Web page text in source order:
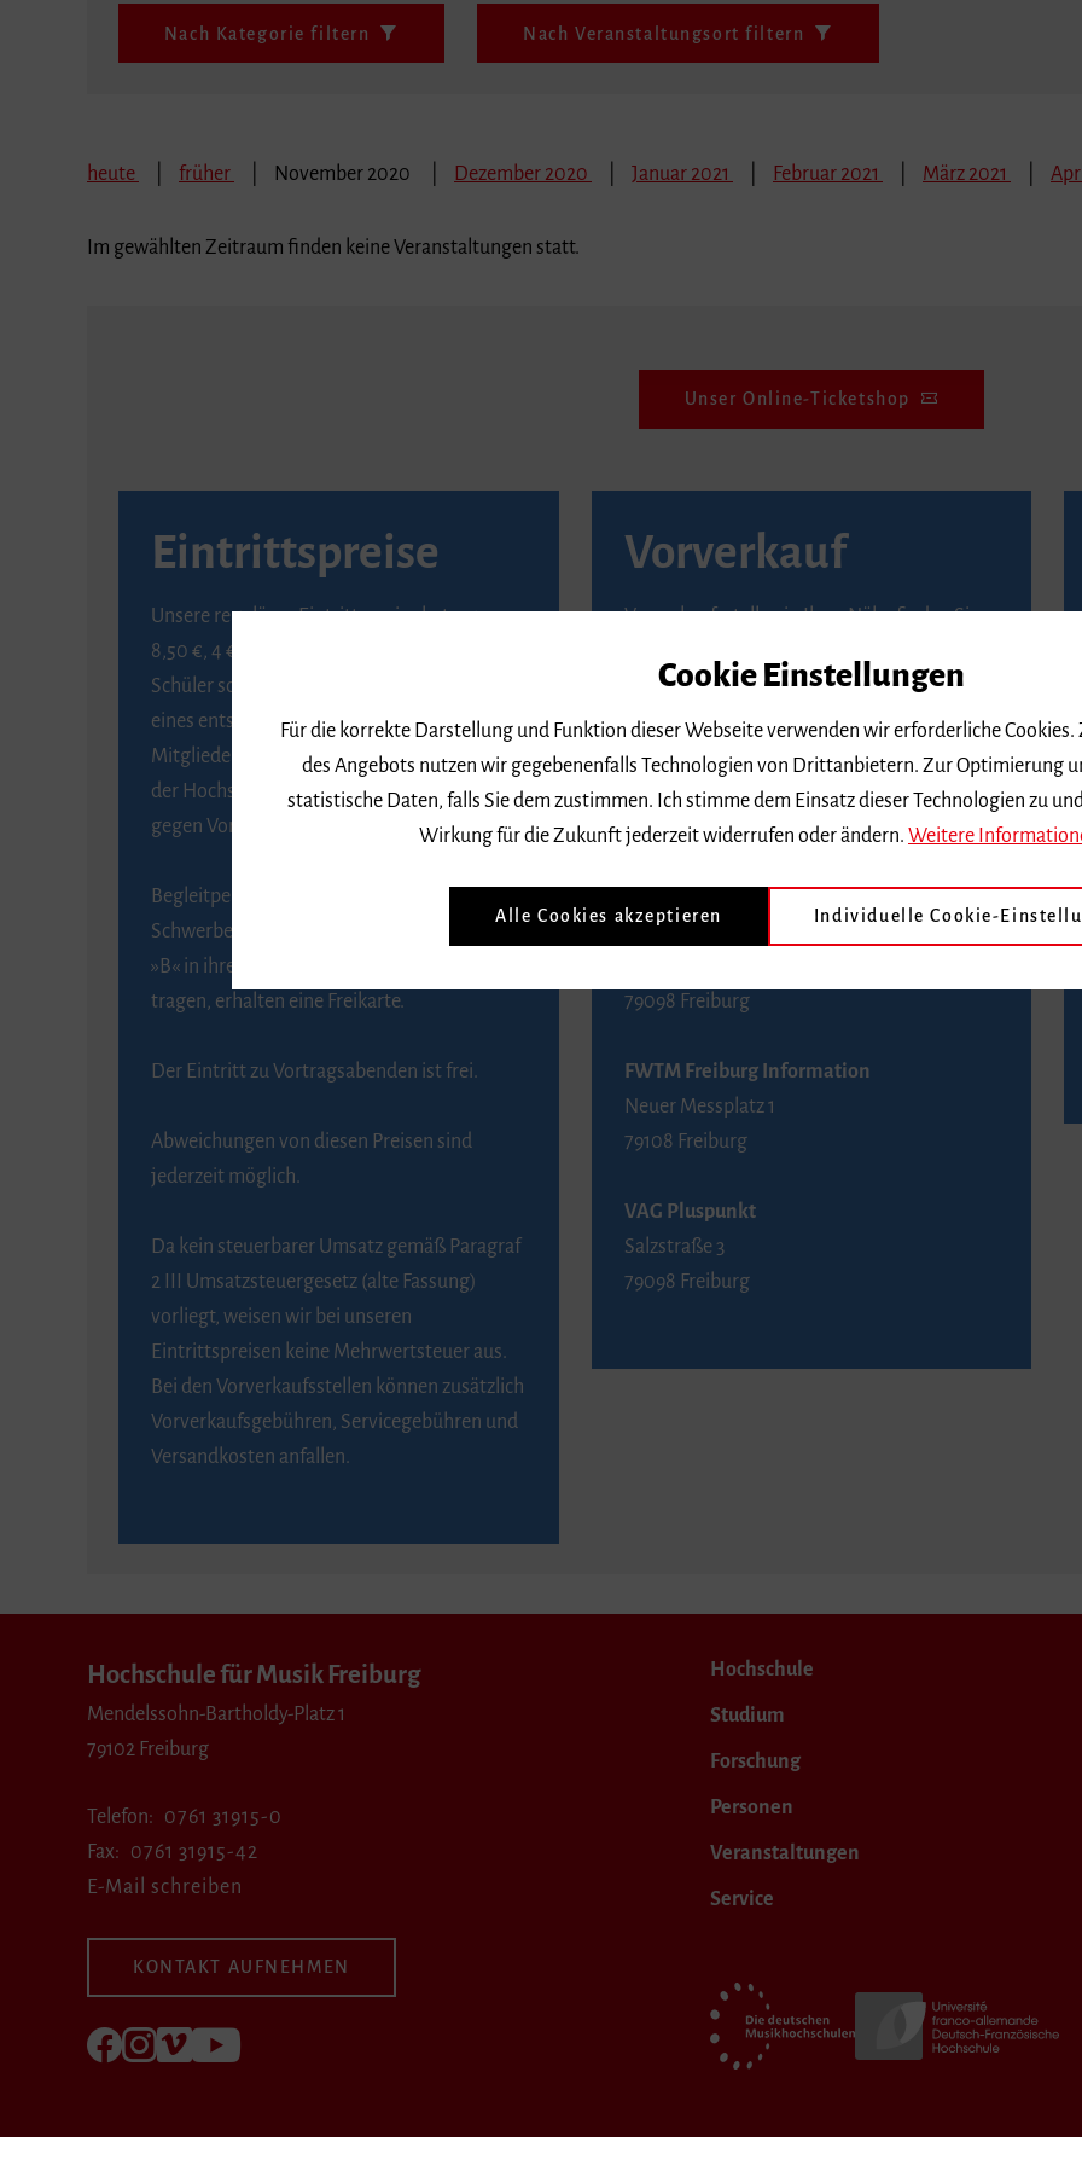
Nach Kategorie filtern Nach Veranstaltungsort filtern
heute früher November 2020 Dezember 2020 Januar 2021 Februar 2021 März 2021
Im gewählten Zeitraum finden keine Veranstaltungen statt.
Unser Online-Ticketshop
Eintrittspreise
Unsere regulären Eintrittspreise betragen
8,50 €, 4 € ermäßigt für Schülerinnen und
Schüler sowie Studierende gegen Vorlage
eines entsprechenden Nachweises, 6 € für
Mitglieder der Gesellschaft zur Förderung
der Hochschule für Musik Freiburg e. V.
gegen Vorlage des Mitgliedsausweises.
Begleitpersonen von Menschen mit
Schwerbehinderung, die das Merkzeichen
»B« in ihrem Schwerbehindertenausweis
tragen, erhalten eine Freikarte.
Der Eintritt zu Vortragsabenden ist frei.
Abweichungen von diesen Preisen sind
jederzeit möglich.
Da kein steuerbarer Umsatz gemäß Paragraf
2 III Umsatzsteuergesetz (alte Fassung)
vorliegt, weisen wir bei unseren
Eintrittspreisen keine Mehrwertsteuer aus.
Bei den Vorverkaufsstellen können zusätzlich
Vorverkaufsgebühren, Servicegebühren und
Versandkosten anfallen.
Vorverkauf
Vorverkaufsstellen in Ihrer Nähe finden Sie
BZ-Kartenservice Freiburg
Kaiser-Joseph-Straße 229
79098 Freiburg
Telefon 0761 4968888 (Reservierungen sind
FWTM Tourist-Information
79098 Freiburg
FWTM Freiburg Information
Neuer Messplatz 1
79108 Freiburg
VAG Pluspunkt
Salzstraße 3
79098 Freiburg
Hochschule für Musik Freiburg
Mendelssohn-Bartholdy-Platz 1
79102 Freiburg
Telefon
0761 31915-0
Fax
0761 31915-42
E-Mail schreiben
KONTAKT AUFNEHMEN
Folgen Sie uns auf Facebook
Folgen Sie uns auf Instagram
Besuchen Sie uns bei Vimeo
Hochschule
Studium
Forschung
Personen
Veranstaltungen
Service
Cookie Einstellungen
Für die korrekte Darstellung und Funktion dieser Webseite verwenden wir erforderliche
des Angebots nutzen wir gegebenenfalls Technologien von Drittanbietern. Zur Optimierung
statistische Daten, falls Sie dem zustimmen. Ich stimme dem Einsatz dieser Technologien zu
Wirkung für die Zukunft jederzeit widerrufen oder ändern. Weitere
Alle Cookies akzeptieren Individuelle Cookie-